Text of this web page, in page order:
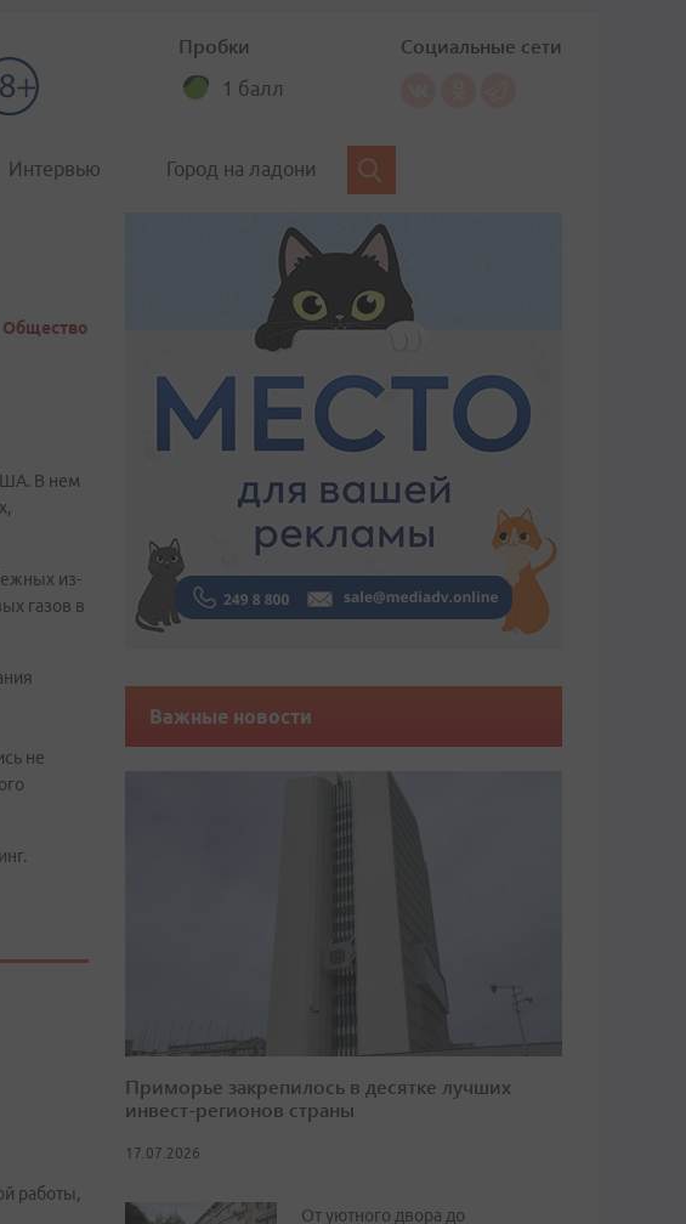
Пробки
1 балл
Социальные сети
Интервью Город на ладони
Общество
В нем
из-
газов в
не
работы,
Важные новости
Приморье закрепилось в десятке лучших
инвест-регионов страны
17.07.2026
От уютного двора до